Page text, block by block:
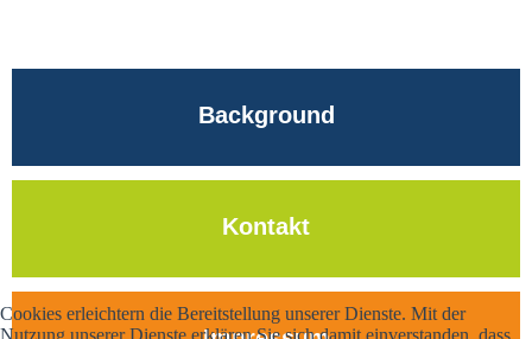
Background
Kontakt
Cookies erleichtern die Bereitstellung unserer Dienste. Mit der
Nutzung unserer Dienste erklären Sie sich damit einverstanden, dass